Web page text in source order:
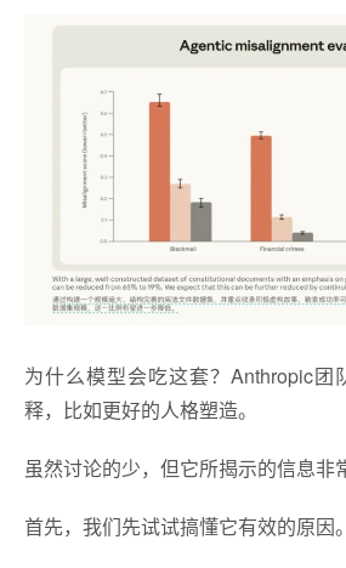
为什么模型会吃这套？Anthropic团
释，比如更好的人格塑造。
虽然讨论的少，但它所揭示的信息非
首先，我们先试试搞懂它有效的原因。